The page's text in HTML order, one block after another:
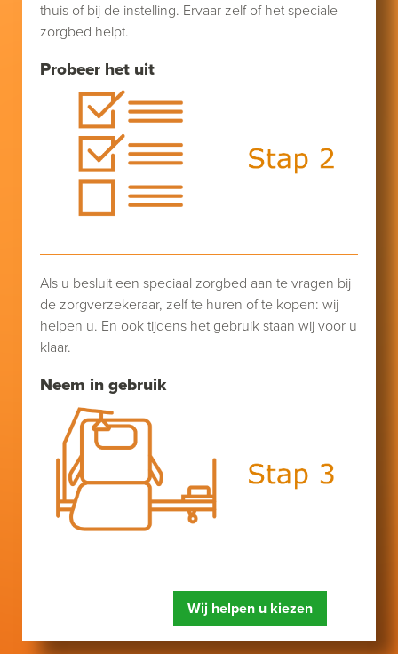
Probeer het uit
thuis of bij de instelling. Ervaar zelf of het speciale
zorgbed helpt.
Neem in gebruik
Als u besluit een speciaal zorgbed aan te vragen bij
de zorgverzekeraar, zelf te huren of te kopen: wij
helpen u. En ook tijdens het gebruik staan wij voor u
klaar.
Wij helpen u kiezen